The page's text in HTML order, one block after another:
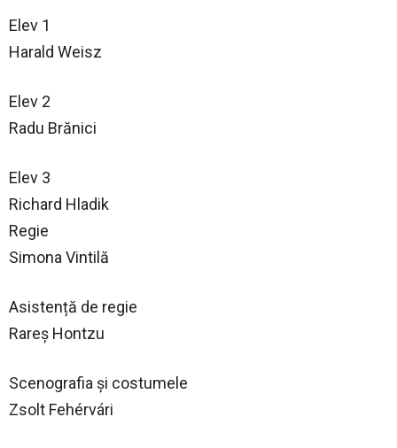
Elev 1
Harald Weisz
Elev 2
Radu Brănici
Elev 3
Richard Hladik
Regie
Simona Vintilă
Asistență de regie
Rareș Hontzu
Scenografia și costumele
Zsolt Fehérvári